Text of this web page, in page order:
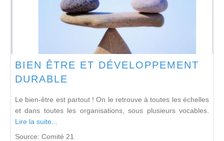
BIEN ÊTRE ET DÉVELOPPEMENT
DURABLE
Le bien-être est partout ! On le retrouve à toutes les échelles
et dans toutes les organisations, sous plusieurs vocables.
Lire la suite...
Source: Comité 21